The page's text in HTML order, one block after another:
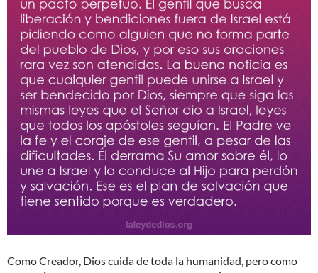
Como Creador, Dios cuida de toda la humanidad, pero como